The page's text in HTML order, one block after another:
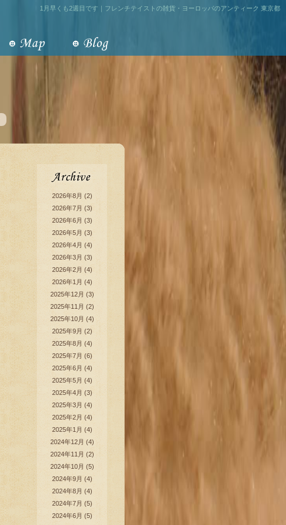
1月早くも2週目です｜フレンチテイストの雑貨・ヨーロッパのアンティーク 東京都
2026年8月 (2)
2026年7月 (3)
2026年6月 (3)
2026年5月 (3)
2026年4月 (4)
2026年3月 (3)
2026年2月 (4)
2026年1月 (4)
2025年12月 (3)
2025年11月 (2)
2025年10月 (4)
2025年9月 (2)
2025年8月 (4)
2025年7月 (6)
2025年6月 (4)
2025年5月 (4)
2025年4月 (3)
2025年3月 (4)
2025年2月 (4)
2025年1月 (4)
2024年12月 (4)
2024年11月 (2)
2024年10月 (5)
2024年9月 (4)
2024年8月 (4)
2024年7月 (5)
2024年6月 (5)